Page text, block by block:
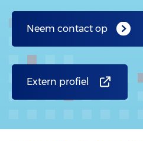
Neem contact op
Extern profiel